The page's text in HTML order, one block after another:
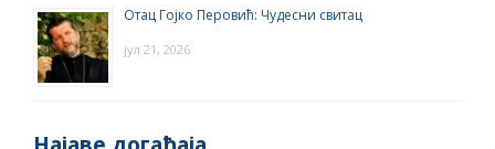
Отац Гојко Перовић: Чудесни свитац
јул 21, 2026